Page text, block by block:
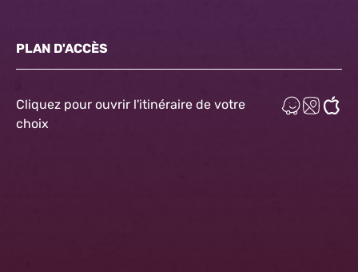
PLAN D'ACCÈS
Cliquez pour ouvrir l'itinéraire de votre
choix